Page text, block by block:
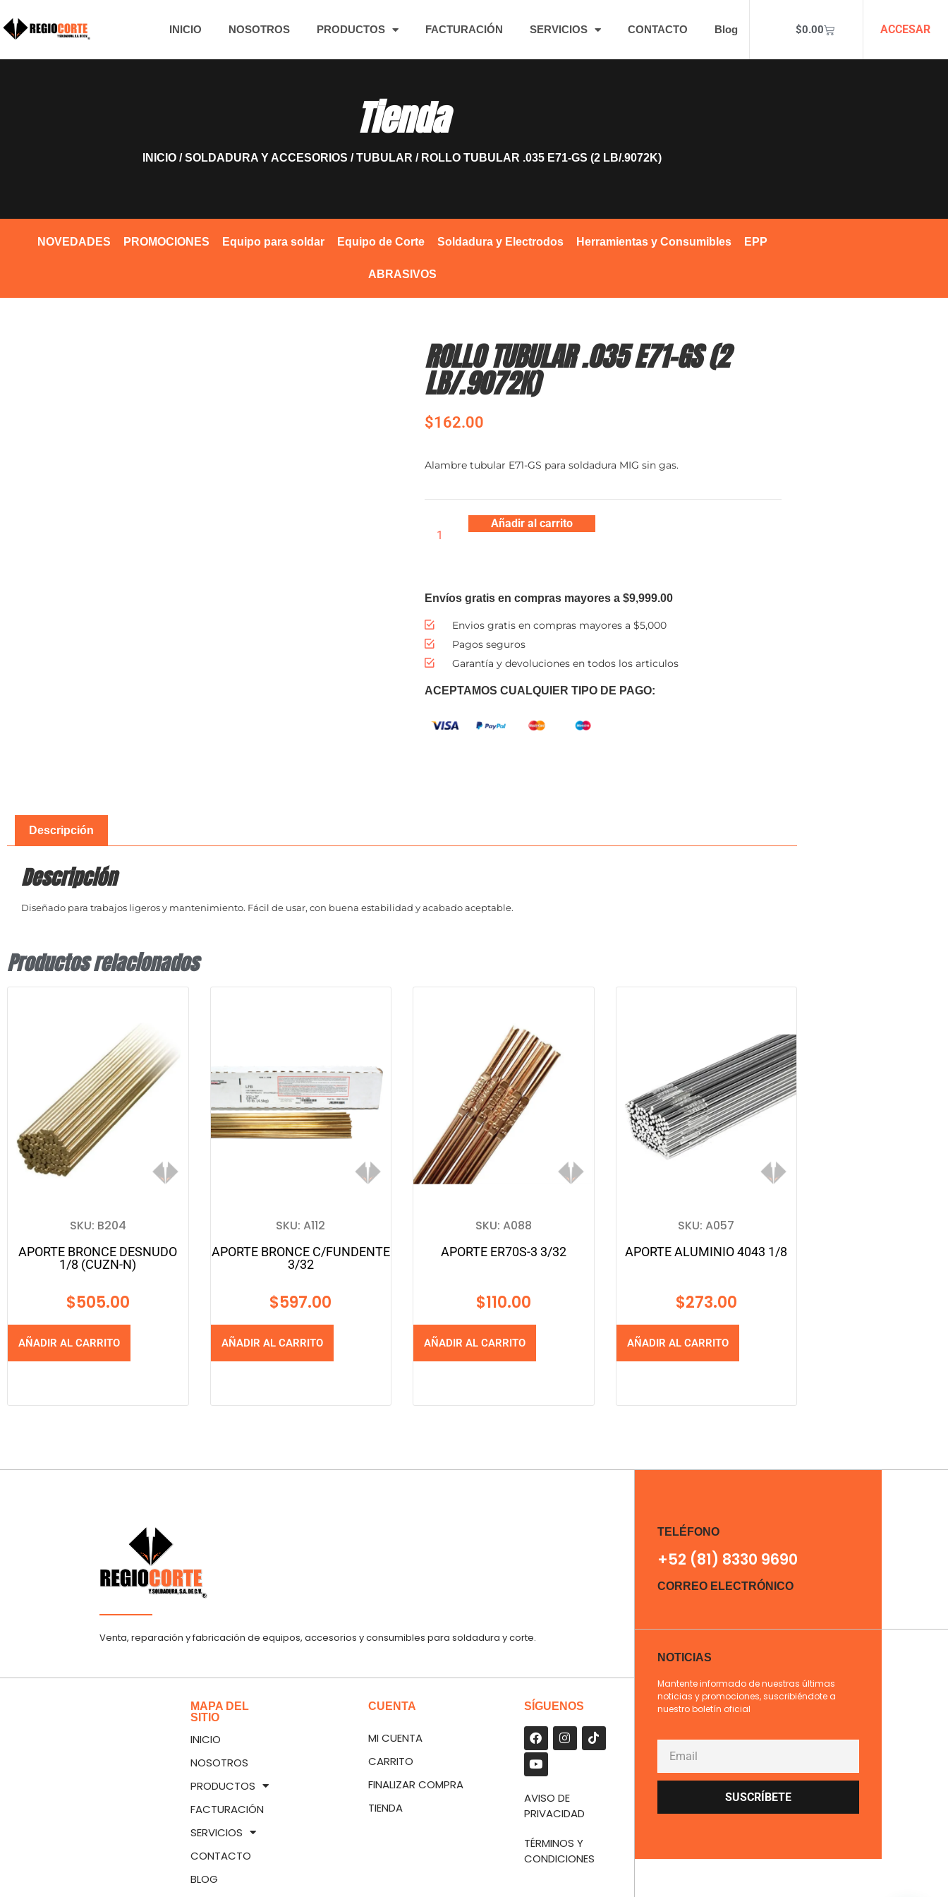
INICIO NOSOTROS PRODUCTOS FACTURACIÓN SERVICIOS CONTACTO Blog $0.00 ACCESAR
Tienda
INICIO /SOLDADURA Y ACCESORIOS /TUBULAR / ROLLO TUBULAR .035 E71-GS (2 LB/.9072K)
NOVEDADES PROMOCIONES Equipo para soldar Equipo de Corte Soldadura y Electrodos Herramientas y Consumibles EPP
ABRASIVOS
ROLLO TUBULAR .035 E71-GS (2
LB/.9072K)
$162.00
Alambre tubular E71-GS para soldadura MIG sin gas.
Añadir al carrito
Envíos gratis en compras mayores a $9,999.00
Envios gratis en compras mayores a $5,000
Pagos seguros
Garantía y devoluciones en todos los articulos
ACEPTAMOS CUALQUIER TIPO DE PAGO:
Descripción
Descripción
Diseñado para trabajos ligeros y mantenimiento. Fácil de usar, con buena estabilidad y acabado aceptable.
Productos relacionados
SKU: B204
APORTE BRONCE DESNUDO
1/8 (CUZN-N)
$505.00
AÑADIR AL CARRITO
SKU: A112
APORTE BRONCE C/FUNDENTE
3/32
$597.00
AÑADIR AL CARRITO
SKU: A088
APORTE ER70S-3 3/32
$110.00
AÑADIR AL CARRITO
SKU: A057
APORTE ALUMINIO 4043 1/8
$273.00
AÑADIR AL CARRITO
Venta, reparación y fabricación de equipos, accesorios y consumibles para soldadura y corte.
MAPA DEL
SITIO
INICIO
NOSOTROS
PRODUCTOS
FACTURACIÓN
SERVICIOS
CONTACTO
BLOG
CUENTA
MI CUENTA
CARRITO
FINALIZAR COMPRA
TIENDA
SÍGUENOS
AVISO DE
PRIVACIDAD
TÉRMINOS Y
CONDICIONES
TELÉFONO
+52 (81) 8330 9690
CORREO ELECTRÓNICO
NOTICIAS
Mantente informado de nuestras últimas
noticias y promociones, suscribiéndote a
nuestro boletín oficial
SUSCRÍBETE